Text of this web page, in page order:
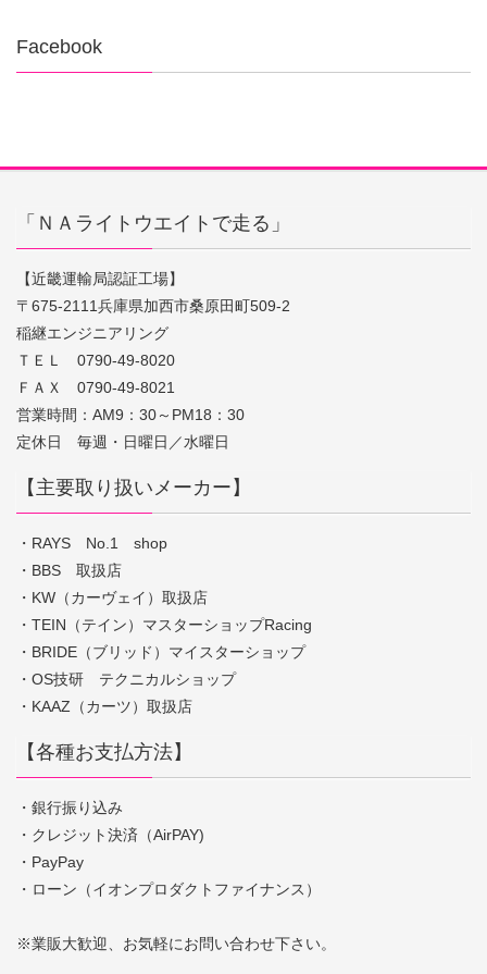
Facebook
「ＮＡライトウエイトで走る」
【近畿運輸局認証工場】
〒675-2111兵庫県加西市桑原田町509-2
稲継エンジニアリング
ＴＥＬ 0790-49-8020
ＦＡＸ 0790-49-8021
営業時間：AM9：30～PM18：30
定休日 毎週・日曜日／水曜日
【主要取り扱いメーカー】
・RAYS No.1 shop
・BBS 取扱店
・KW（カーヴェイ）取扱店
・TEIN（テイン）マスターショップRacing
・BRIDE（ブリッド）マイスターショップ
・OS技研 テクニカルショップ
・KAAZ（カーツ）取扱店
【各種お支払方法】
・銀行振り込み
・クレジット決済（AirPAY)
・PayPay
・ローン（イオンプロダクトファイナンス）
※業販大歓迎、お気軽にお問い合わせ下さい。